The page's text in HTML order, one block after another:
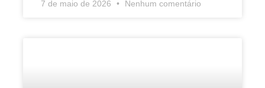
7 de maio de 2026 Nenhum comentário